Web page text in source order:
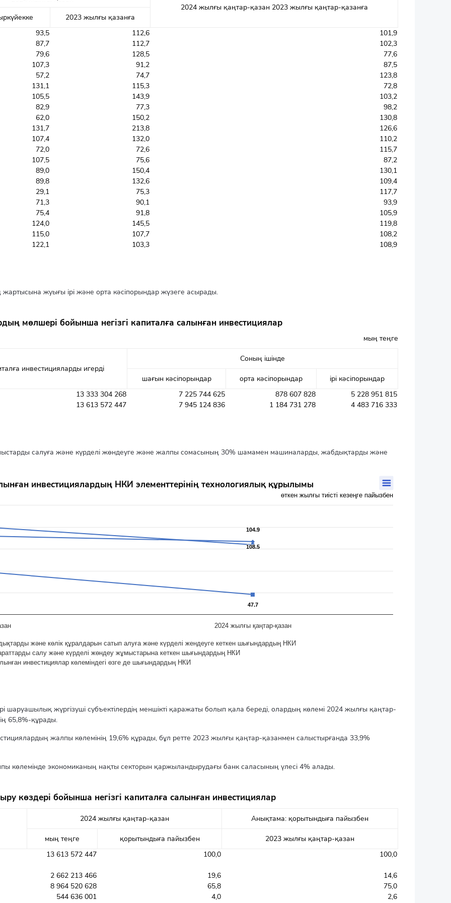
2024 жылғы қаңтар-қазан 2023 жылғы қаңтар-қазанға
2023 жылғы қазанға
93,5 112,6
101,9
87,7 112,7
102,3
79,6 128,5
77,6
107,3 91,2
87,5
57,2 74,7
123,8
131,1 115,3
72,8
105,5 143,9
103,2
82,9 77,3
98,2
62,0 150,2
130,8
131,7 213,8
126,6
107,4 132,0
110,2
72,0 72,6
115,7
107,5 75,6
87,2
89,0 150,4
130,1
89,8 132,6
109,4
29,1 75,3
117,7
71,3 90,1
93,9
75,4 91,8
105,9
124,0 145,5
119,8
115,0 107,7
108,2
122,1 103,3 108,9
жуығы ірі және орта кәсіпорындар жүзеге асырады.
мөлшері бойынша негізгі капиталға салынған инвестициялар
мың теңге
инвестицияларды игерді
Соның ішінде
шағын кәсіпорындар орта кәсіпорындар
ірі кәсіпорындар
13 333 304 268 7 225 744 625 878 607 828
5 228 951 815
13 613 572 447 7 945 124 836 1 184 731 278 4 483 716 333
салуға және күрделі жөндеуге және жалпы сомасының 30% шамамен машиналарды, жабдықтарды және
технологиялық құрылымы
47.7 to 126.
инвестициялардың НКИ элементтерінің технологиялық құрылымы
өткен жылғы тиісті кезеңге пайызбен
104.9
104.9
108.5
108.5
47.7
47.7
және көлік құралдарын сатып алуға және күрделі жендеуге кеткен шығындардың НКИ
салу және күрделі жөндеу жұмыстарына кеткен шығындардың НКИ
инвестициялар көлеміндегі өзге де шығындардың НКИ
2024 жылғы қаңтар-қазан
жүргізуші субъектілердің меншікті қаражаты болып қала береді, олардың көлемі 2024 жылғы қаңтар-
65,8%-құрады.
жалпы көлемінің 19,6% құрады, бұл ретте 2023 жылғы қаңтар-қазанмен салыстырғанда 33,9%
көлемінде экономиканың нақты секторын қаржыландырудағы банк саласының үлесі 4% алады.
көздері бойынша негізгі капиталға салынған инвестициялар
2024 жылғы қаңтар-қазан Анықтама: қорытындыға пайызбен
мың теңге қорытындыға пайызбен
2023 жылғы қаңтар-қазан
13 613 572 447 100,0
100,0
2 662 213 466 19,6
14,6
8 964 520 628 65,8
75,0
544 636 001 4,0
2,6